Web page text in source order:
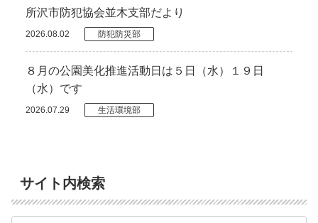
所沢市防犯協会並木支部だより
2026.08.02 防犯防災部
８月の公園美化推進活動日は５日（水）１９日
（水）です
2026.07.29 生活環境部
サイト内検索